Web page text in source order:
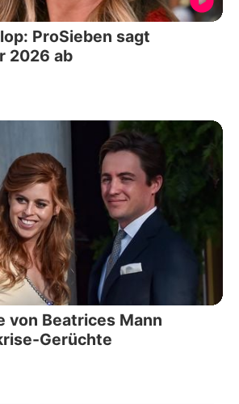
ProSieben sagt
2026 ab
von Beatrices Mann
Gerüchte